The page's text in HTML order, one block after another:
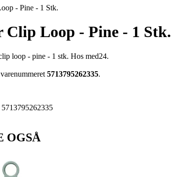
- Pine - 1 Stk.
Clip Loop - Pine - 1 Stk.
loop - pine - 1 stk. Hos med24.
5713795262335.
5713795262335
OGSÅ